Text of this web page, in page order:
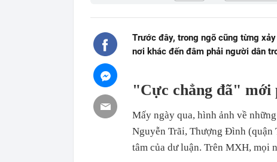
Trước đây, trong ngõ cũng từng
nơi khác đến đâm phải người dân
"Cực chẳng đã" mới
Mấy ngày qua, hình ảnh về
Nguyễn Trãi, Thượng Đình (quận
tâm của dư luận. Trên MXH, mọi